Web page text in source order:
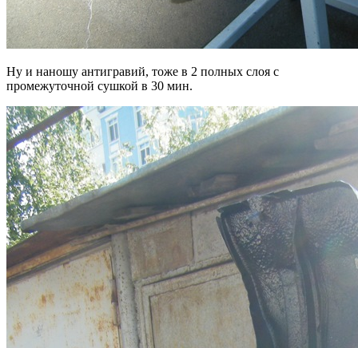
Ну и наношу антигравий, тоже в 2 полных слоя с
промежуточной сушкой в 30 мин.